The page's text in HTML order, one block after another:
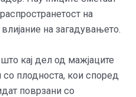
на
на загадувањето.
кај дел од мажјаците
плодноста, кои според
поврзани со